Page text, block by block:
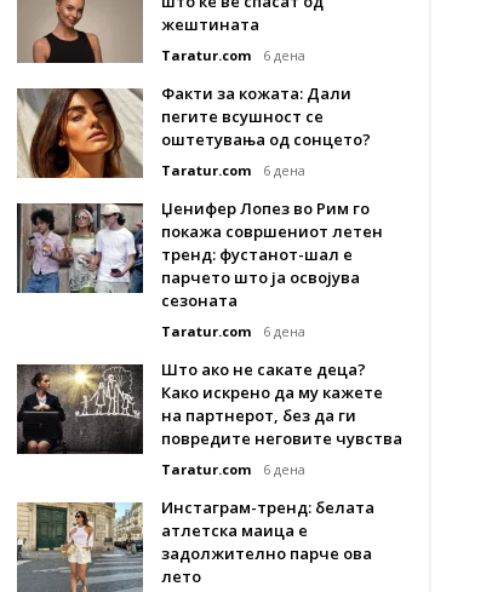
жештината
Taratur.com 6 дена
Факти за кожата: Дали
пегите всушност се
оштетувања од сонцето?
Taratur.com 6 дена
Џенифер Лопез во Рим го
покажа совршениот летен
тренд: фустанот-шал е
парчето што ја освојува
сезоната
Taratur.com 6 дена
Што ако не сакате деца?
Како искрено да му кажете
на партнерот, без да ги
повредите неговите чувства
Taratur.com 6 дена
Инстаграм-тренд: белата
атлетска маица е
задолжително парче ова
лето